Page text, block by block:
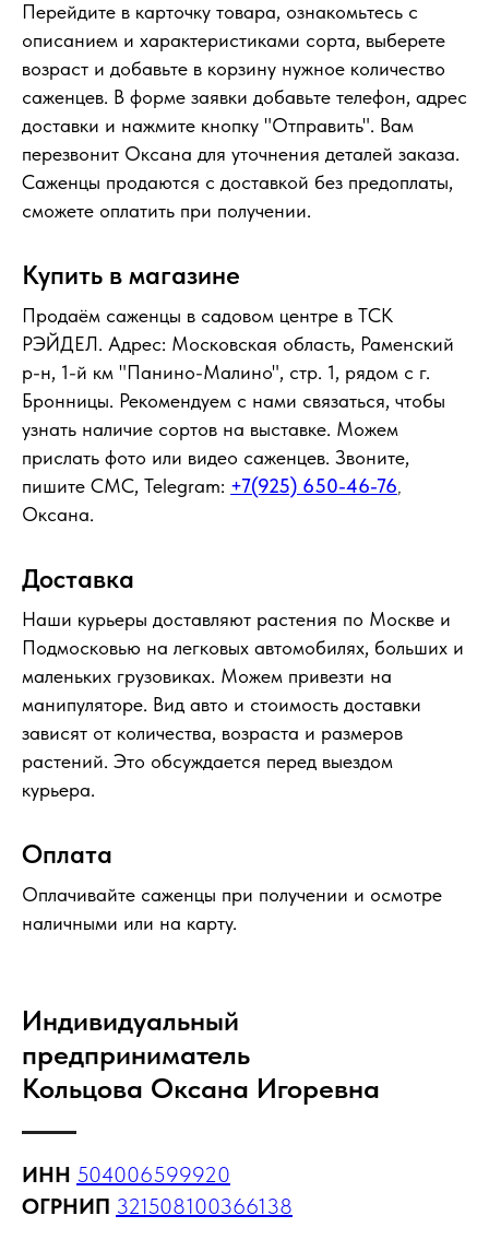
Перейдите в карточку товара, ознакомьтесь с
описанием и характеристиками сорта, выберете
возраст и добавьте в корзину нужное количество
саженцев. В форме заявки добавьте телефон, адрес
доставки и нажмите кнопку "Отправить". Вам
перезвонит Оксана для уточнения деталей заказа.
Саженцы продаются с доставкой без предоплаты,
сможете оплатить при получении.
Купить в магазине
Продаём саженцы в садовом центре в ТСК
РЭЙДЕЛ. Адрес: Московская область, Раменский
р-н, 1-й км "Панино-Малино", стр. 1, рядом с г.
Бронницы. Рекомендуем с нами связаться, чтобы
узнать наличие сортов на выставке. Можем
прислать фото или видео саженцев. Звоните,
пишите СМС, Telegram: +7(925) 650-46-76,
Оксана.
Доставка
Наши курьеры доставляют растения по Москве и
Подмосковью на легковых автомобилях, больших и
маленьких грузовиках. Можем привезти на
манипуляторе. Вид авто и стоимость доставки
зависят от количества, возраста и размеров
растений. Это обсуждается перед выездом
курьера.
Оплата
Оплачивайте саженцы при получении и осмотре
наличными или на карту.
Индивидуальный
предприниматель
Кольцова Оксана Игоревна
ИНН 504006599920
ОГРНИП 321508100366138